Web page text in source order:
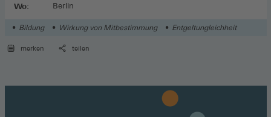
Wo: Berlin
Bildung Wirkung von Mitbestimmung Entgeltungleichheit
merken teilen